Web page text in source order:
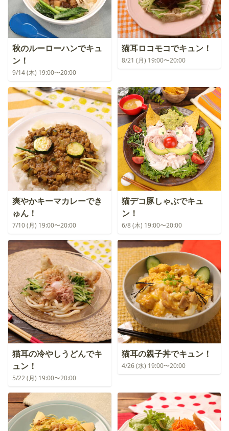
秋のルーローハンでキュ
ン！
9/14 (木) 19:00〜20:00
猫耳ロコモコでキュン！
8/21 (月) 19:00〜20:00
爽やかキーマカレーでき
ゅん！
7/10 (月) 19:00〜20:00
猫デコ豚しゃぶでキュ
ン！
6/8 (木) 19:00〜20:00
猫耳の冷やしうどんでキ
ュン！
5/22 (月) 19:00〜20:00
猫耳の親子丼でキュン！
4/26 (水) 19:00〜20:00